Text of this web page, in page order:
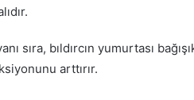
sıra, bıldırcın yumurtası
arttırır.